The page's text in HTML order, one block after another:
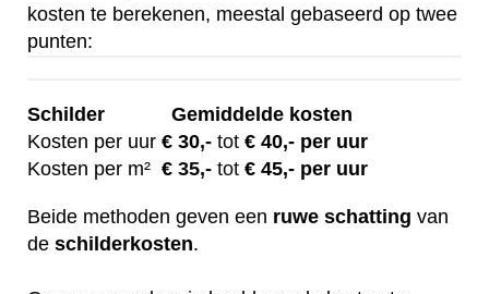
kosten te berekenen, meestal gebaseerd op twee
punten:
Schilder
Gemiddelde kosten
Kosten per uur € 30,- tot € 40,- per uur
Kosten per m² € 35,- tot € 45,- per uur
Beide methoden geven een ruwe schatting van
de schilderkosten.